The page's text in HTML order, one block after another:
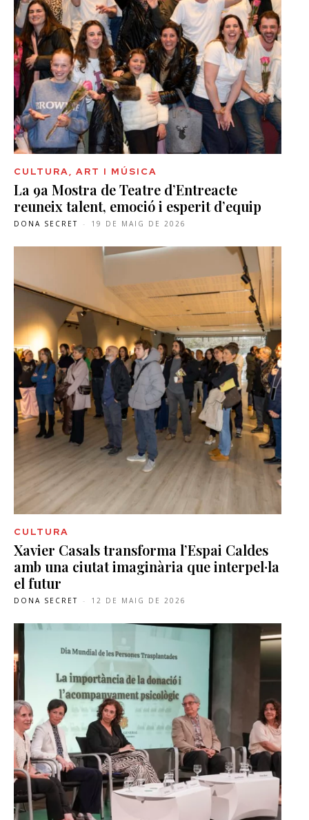
CULTURA, ART I MÚSICA
La 9a Mostra de Teatre d’Entreacte
reuneix talent, emoció i esperit d’equip
DONA SECRET - 19 DE MAIG DE 2026
CULTURA
Xavier Casals transforma l’Espai Caldes
amb una ciutat imaginària que interpel·la
el futur
DONA SECRET - 12 DE MAIG DE 2026